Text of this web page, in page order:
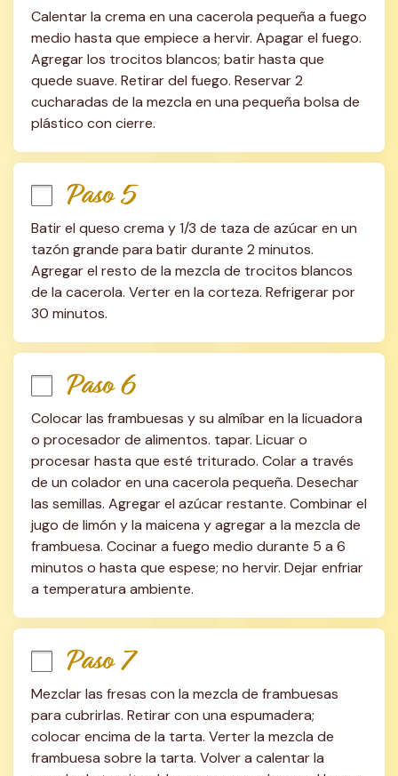
Calentar la crema en una cacerola pequeña a fuego
medio hasta que empiece a hervir. Apagar el fuego.
Agregar los trocitos blancos; batir hasta que
quede suave. Retirar del fuego. Reservar 2
cucharadas de la mezcla en una pequeña bolsa de
plástico con cierre.
Paso 5
Batir el queso crema y 1/3 de taza de azúcar en un
tazón grande para batir durante 2 minutos.
Agregar el resto de la mezcla de trocitos blancos
de la cacerola. Verter en la corteza. Refrigerar por
30 minutos.
Paso 6
Colocar las frambuesas y su almíbar en la licuadora
o procesador de alimentos. tapar. Licuar o
procesar hasta que esté triturado. Colar a través
de un colador en una cacerola pequeña. Desechar
las semillas. Agregar el azúcar restante. Combinar el
jugo de limón y la maicena y agregar a la mezcla de
frambuesa. Cocinar a fuego medio durante 5 a 6
minutos o hasta que espese; no hervir. Dejar enfriar
a temperatura ambiente.
Paso 7
Mezclar las fresas con la mezcla de frambuesas
para cubrirlas. Retirar con una espumadera;
colocar encima de la tarta. Verter la mezcla de
frambuesa sobre la tarta. Volver a calentar la